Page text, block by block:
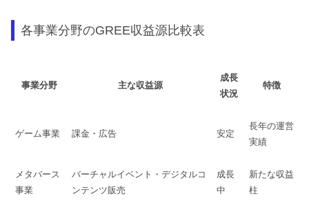
各事業分野のGREE収益源比較表
事業分野 主な収益源
成長
状況
特徴
ゲーム事業 課金・広告 安定
長年の運営
実績
メタバース
事業
バーチャルイベント・デジタルコ
ンテンツ販売
成長
中
新たな収益
柱